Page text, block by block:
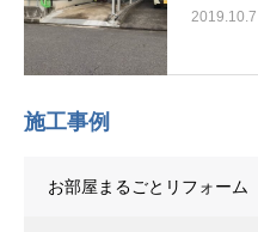
2019.10.7
施工事例
お部屋まるごとリフォーム